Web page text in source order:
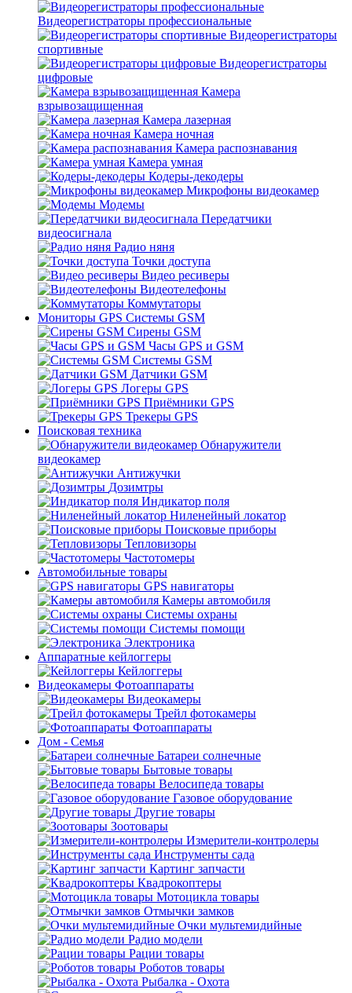
Видеорегистраторы профессиональные
Видеорегистраторы
спортивные
Видеорегистраторы
цифровые
Камера
взрывозащищенная
Камера лазерная
Камера ночная
Камера распознавания
Камера умная
Кодеры-декодеры
Микрофоны видеокамер
Модемы
Передатчики
видеосигнала
Радио няня
Точки доступа
Видео ресиверы
Видеотелефоны
Коммутаторы
Мониторы GPS Системы GSM
Сирены GSM
Часы GPS и GSM
Системы GSM
Датчики GSM
Логеры GPS
Приёмники GPS
Трекеры GPS
Поисковая техника
Обнаружители
видеокамер
Антижучки
Дозимтры
Индикатор поля
Ниленейный локатор
Поисковые приборы
Тепловизоры
Частотомеры
Автомобильные товары
GPS навигаторы
Камеры автомобиля
Системы охраны
Системы помощи
Электроника
Аппаратные кейлоггеры
Кейлоггеры
Видеокамеры Фотоаппараты
Видеокамеры
Трейл фотокамеры
Фотоаппараты
Дом - Семья
Батареи солнечные
Бытовые товары
Велосипеда товары
Газовое оборудование
Другие товары
Зоотовары
Измерители-контролеры
Инструменты сада
Картинг запчасти
Квадрокоптеры
Мотоцикла товары
Отмычки замков
Очки мультемидийные
Радио модели
Рации товары
Роботов товары
Рыбалка - Охота